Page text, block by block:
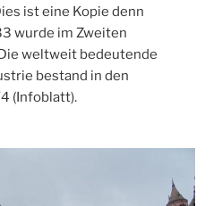
ist eine Kopie denn
wurde im Zweiten
weltweit bedeutende
bestand in den
(Infoblatt).